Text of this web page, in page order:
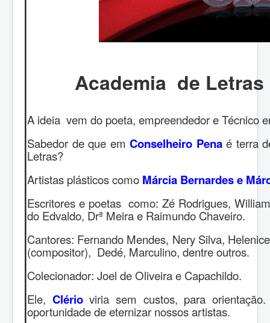
Academia de
A ideia vem do poeta, empreendedor e Técnico
Sabedor de que em Conselheiro Penaé terra
Letras?
Artistas plásticos como Márcia Bernardes e
Escritores e poetas como: Zé Rodrigues,
do Edvaldo, Drª Meira e Raimundo Chaveiro.
Cantores: Fernando Mendes, Nery Silva,
(compositor), Dedé, Marculino, dentre outros.
Colecionador: Joel de Oliveira e Capachildo.
Ele, Clérioviria sem custos, para
oportunidade de eternizar nossos artistas.